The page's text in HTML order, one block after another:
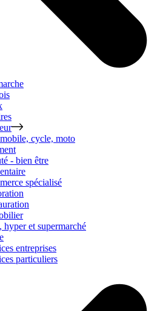
cycle, moto
- bien être
spécialisé
et supermarché
entreprises
particuliers